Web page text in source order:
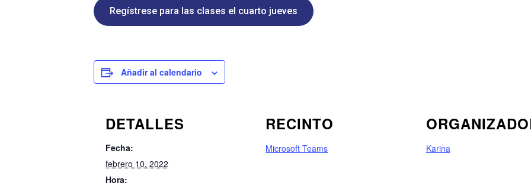
Regístrese para las clases el cuarto jueves
Añadir al calendario
DETALLES
Fecha:
febrero 10, 2022
Hora:
RECINTO
Microsoft Teams Karina